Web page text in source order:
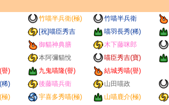
竹喵半兵衛(極) 竹喵半兵衛
[祝]喵臣秀吉 喵羽長秀(稀)
御貓神典膳 木下藤咪郎
本阿彌貓悅 喵臣秀吉(寶)
譽) 九鬼喵隆(譽)
結城秀喵(譽)
稀) 後藤喵兵衛 山田喵政
極) 宇喜多秀喵(極) 山喵鹿介(極)